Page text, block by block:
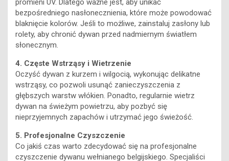
bezpośredniego nasłonecznienia, które może powodować
blaknięcie kolorów. Jeśli to możliwe, zainstaluj zasłony lub
rolety, aby chronić dywan przed nadmiernym światłem
słonecznym.
4. Częste Wstrząsy i Wietrzenie
Oczyść dywan z kurzem i wilgocią, wykonując delikatne
wstrząsy, co pozwoli usunąć zanieczyszczenia z
głębszych warstw włókien. Ponadto, regularnie wietrz
dywan na świeżym powietrzu, aby pozbyć się
nieprzyjemnych zapachów i utrzymać jego świeżość.
5. Profesjonalne Czyszczenie
Co jakiś czas warto zdecydować się na profesjonalne
czyszczenie dywanu wełnianego belgijskiego. Specjaliści